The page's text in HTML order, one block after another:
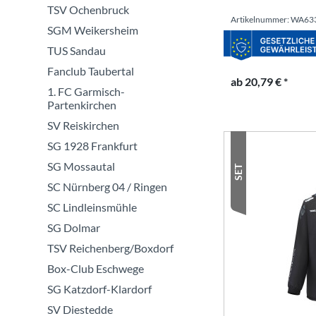
TSV Ochenbruck
SGM Weikersheim
TUS Sandau
Fanclub Taubertal
1. FC Garmisch-
Partenkirchen
SV Reiskirchen
SG 1928 Frankfurt
SG Mossautal
SC Nürnberg 04 / Ringen
SC Lindleinsmühle
SG Dolmar
TSV Reichenberg/Boxdorf
Box-Club Eschwege
SG Katzdorf-Klardorf
SV Diestedde
Artikelnummer:
ab 20,79 € *
SET